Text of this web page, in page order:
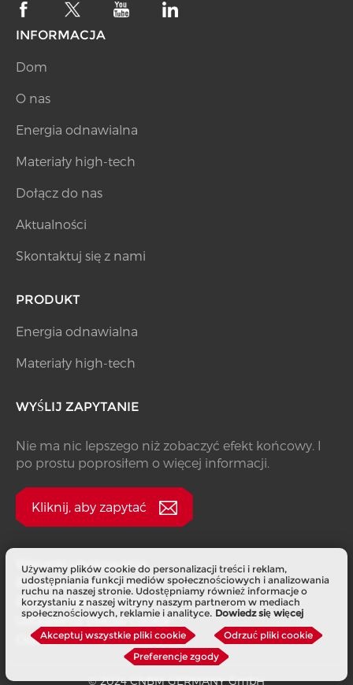
INFORMACJA
Dom
O nas
Energia odnawialna
Materiały high-tech
Dołącz do nas
Aktualności
Skontaktuj się z nami
PRODUKT
Energia odnawialna
Materiały high-tech
WYŚLIJ ZAPYTANIE
Nie ma nic lepszego niż zobaczyć efekt końcowy. I
po prostu poprosiłem o więcej informacji.
Kliknij, aby zapytać
Warunki użytkowania
Polityka prywatności
Polityka plików cookie
Ustawienia plików cookie
Odcisk
© 2024 CNBM GERMANY GmbH
Używamy plików cookie do personalizacji treści i reklam,
udostępniania funkcji mediów społecznościowych i analizowania
ruchu na naszej stronie. Udostępniamy również informacje o
korzystaniu z naszej witryny naszym partnerom w mediach
społecznościowych, reklamie i analityce. Dowiedz się więcej
Akceptuj wszystkie pliki cookie
Odrzuć pliki cookie
Preferencje zgody